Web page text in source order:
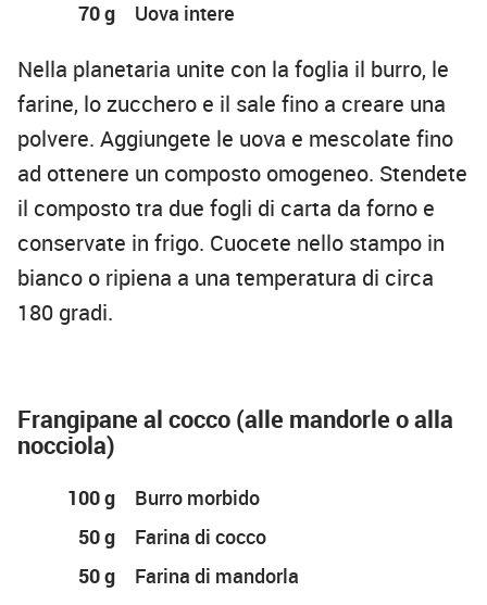
70 g Uova intere
Nella planetaria unite con la foglia il burro, le
farine, lo zucchero e il sale fino a creare una
polvere. Aggiungete le uova e mescolate fino
ad ottenere un composto omogeneo. Stendete
il composto tra due fogli di carta da forno e
conservate in frigo. Cuocete nello stampo in
bianco o ripiena a una temperatura di circa
180 gradi.
Frangipane al cocco (alle mandorle o alla
nocciola)
100 g
Burro morbido
50 g
Farina di cocco
50 g
Farina di mandorla